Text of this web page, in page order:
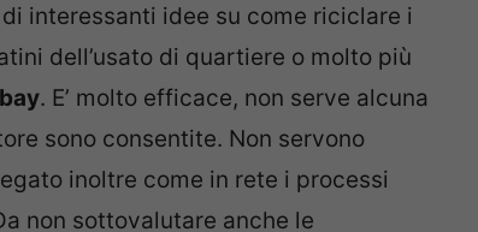
interessanti idee su come riciclare i
dell’usato di quartiere o molto più
. E’ molto efficace, non serve alcuna
sono consentite. Non servono
inoltre come in rete i processi
non sottovalutare anche le